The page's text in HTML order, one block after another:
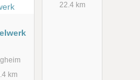
km
22.4 km